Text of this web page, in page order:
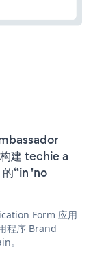
建 techie a
“in 'no
Form 应用
程序 Brand
。